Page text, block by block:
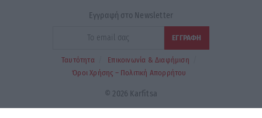
Εγγραφή στο Newsletter
Ταυτότητα
Επικοινωνία & Διαφήμιση
Όροι Χρήσης – Πολιτική Απορρήτου
© 2026 Karfitsa